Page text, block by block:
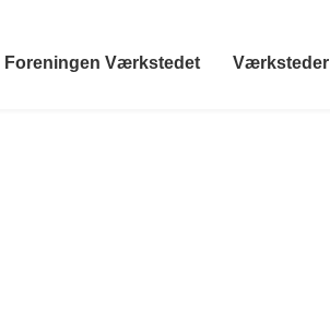
Foreningen Værkstedet Værksteder